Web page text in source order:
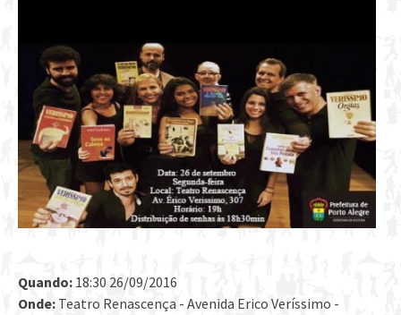
Quando: 18:30 26/09/2016
Onde: Teatro Renascença - Avenida Erico Veríssimo -